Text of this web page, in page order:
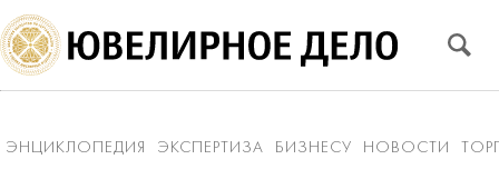
ЭНЦИКЛОПЕДИЯ ЭКСПЕРТИЗА БИЗНЕСУ НОВОСТИ